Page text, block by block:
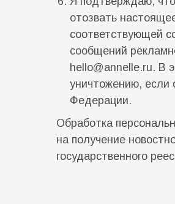
отозвать
соответствующей
сообщений
hello@annelle.ru. В
уничтожению, если
Федерации.
Обработка
на получение
государственного